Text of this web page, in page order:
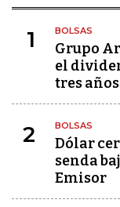
1 BOLSAS
Grupo
el
tres años
2 BOLSAS
Dólar
senda
Emisor